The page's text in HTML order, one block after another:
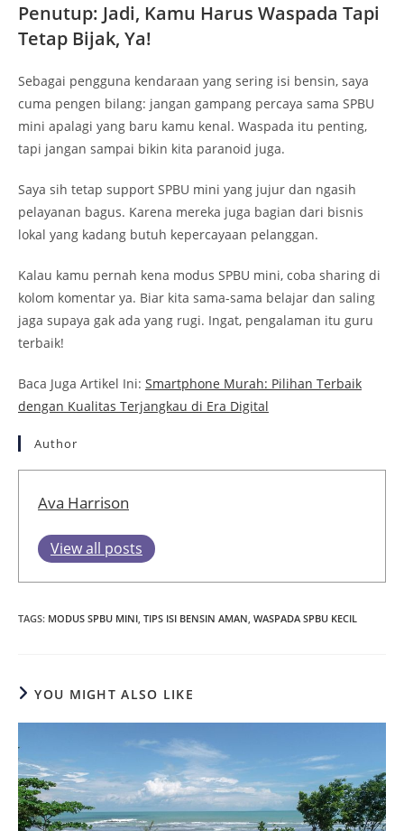
Penutup: Jadi, Kamu Harus Waspada Tapi
Tetap Bijak, Ya!
Sebagai pengguna kendaraan yang sering isi bensin, saya
cuma pengen bilang: jangan gampang percaya sama SPBU
mini apalagi yang baru kamu kenal. Waspada itu penting,
tapi jangan sampai bikin kita paranoid juga.
Saya sih tetap support SPBU mini yang jujur dan ngasih
pelayanan bagus. Karena mereka juga bagian dari bisnis
lokal yang kadang butuh kepercayaan pelanggan.
Kalau kamu pernah kena modus SPBU mini, coba sharing di
kolom komentar ya. Biar kita sama-sama belajar dan saling
jaga supaya gak ada yang rugi. Ingat, pengalaman itu guru
terbaik!
Baca Juga Artikel Ini: Smartphone Murah: Pilihan Terbaik
dengan Kualitas Terjangkau di Era Digital
Author
Ava Harrison
View all posts
TAGS: MODUS SPBU MINI, TIPS ISI BENSIN AMAN, WASPADA SPBU KECIL
YOU MIGHT ALSO LIKE